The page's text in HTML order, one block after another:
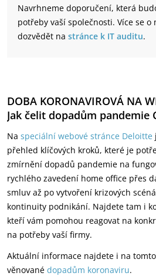
Navrhneme doporučení, která
potřeby vaší společnosti. Více se
dozvědět na stránce k IT auditu.
DOBA KORONAVIROVÁ NA
Jak čelit dopadům pandemie
Na speciální webové stránce Deloitte
přehled klíčových kroků, které je
zmírnění dopadů pandemie na
rychlého zavedení home office přes
smluv až po vytvoření krizových
kontinuity podnikání. Najdete tam i
kteří vám pomohou reagovat na
na potřeby vaší firmy.
Aktuální informace najdete i na
věnované dopadům koronaviru.